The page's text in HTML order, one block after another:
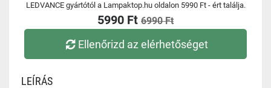
LEDVANCE gyártótól a Lampaktop.hu oldalon 5990 Ft - ért találja.
5990 Ft 6990 Ft
Ellenőrizd az elérhetőséget
LEÍRÁS